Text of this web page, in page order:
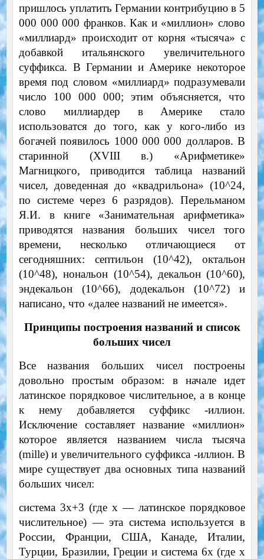
пришлось уплатить Германии контрибуцию в 5
000 000 000 франков. Как и «миллион» слово
«миллиард» происходит от корня «тысяча» с
добавкой итальянского увеличительного
суффикса. В Германии и Америке некоторое
время под словом «миллиард» подразумевали
число 100 000 000; этим объясняется, что
слово миллиардер в Америке стало
использоватся до того, как у кого-либо из
богачей появилось 1000 000 000 долларов. В
старинной (XVIII в.) «Арифметике»
Магницкого, приводится таблица названий
чисел, доведенная до «квадрильона» (10^24,
по системе через 6 разрядов). Перельманом
Я.И. в книге «Занимательная арифметика»
приводятся названия больших чисел того
времени, несколько отличающиеся от
сегодняшних: септильон (10^42), октальон
(10^48), нональон (10^54), декальон (10^60),
эндекальон (10^66), додекальон (10^72) и
написано, что «далее названий не имеется».
Принципы построения названий и список
больших чисел
Все названия больших чисел построены
довольно простым образом: в начале идет
латинское порядковое числительное, а в конце
к нему добавляется суффикс -иллион.
Исключение составляет название «миллион»
которое является названием числа тысяча
(mille) и увеличительного суффикса -иллион. В
мире существует два основных типа названий
больших чисел:
система 3х+3 (где х — латинское порядковое
числительное) — эта система используется в
России, Франции, США, Канаде, Италии,
Турции, Бразилии, Греции и система 6х (где х